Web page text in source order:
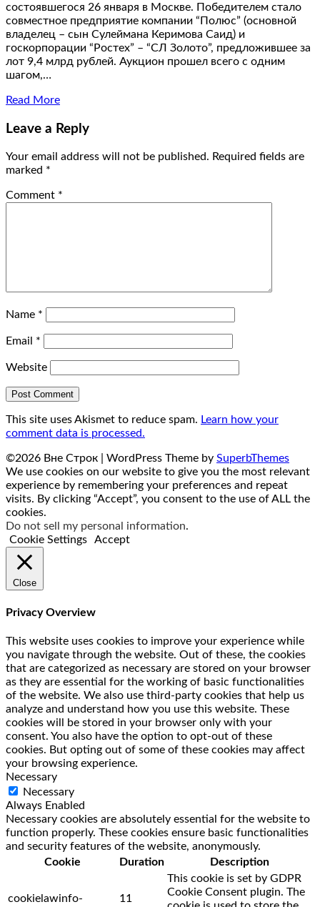
состоявшегося 26 января в Москве. Победителем стало
совместное предприятие компании “Полюс” (основной
владелец – сын Сулеймана Керимова Саид) и
госкорпорации “Ростех” – “СЛ Золото”, предложившее за
лот 9,4 млрд рублей. Аукцион прошел всего с одним
шагом,…
Read More
Leave a Reply
Your email address will not be published. Required fields are
marked *
Comment *
Name *
Email *
Website
This site uses Akismet to reduce spam. Learn how your
comment data is processed.
©2026 Вне Строк | WordPress Theme by SuperbThemes
We use cookies on our website to give you the most relevant
experience by remembering your preferences and repeat
visits. By clicking “Accept”, you consent to the use of ALL the
cookies.
Do not sell my personal information.
Cookie Settings
Accept
Close
Privacy Overview
This website uses cookies to improve your experience while
you navigate through the website. Out of these, the cookies
that are categorized as necessary are stored on your browser
as they are essential for the working of basic functionalities
of the website. We also use third-party cookies that help us
analyze and understand how you use this website. These
cookies will be stored in your browser only with your
consent. You also have the option to opt-out of these
cookies. But opting out of some of these cookies may affect
your browsing experience.
Necessary
Necessary
Always Enabled
Necessary cookies are absolutely essential for the website to
function properly. These cookies ensure basic functionalities
and security features of the website, anonymously.
Cookie
Duration Description
cookielawinfo-
11
This cookie is set by GDPR
Cookie Consent plugin. The